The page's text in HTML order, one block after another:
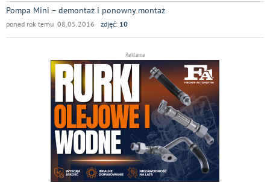
Pompa Mini – demontaż i ponowny montaż
ponad rok temu 08.05.2016 zdjęć: 10
Reklama